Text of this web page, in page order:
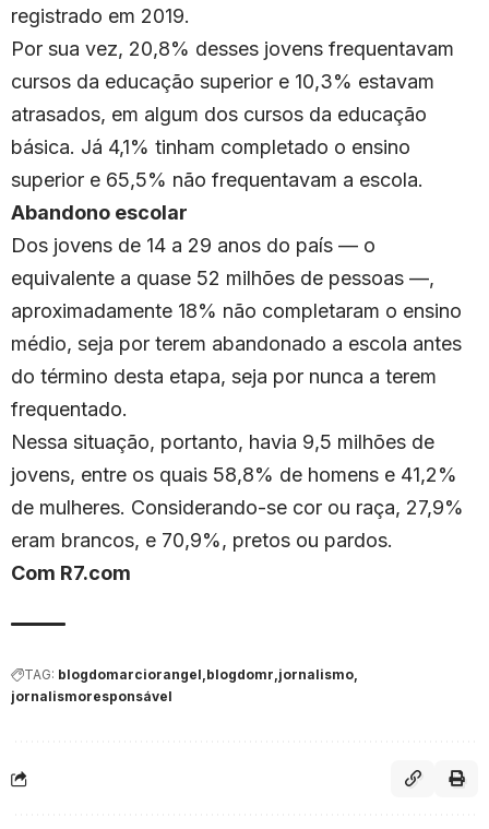
registrado em 2019.
Por sua vez, 20,8% desses jovens frequentavam
cursos da educação superior e 10,3% estavam
atrasados, em algum dos cursos da educação
básica. Já 4,1% tinham completado o ensino
superior e 65,5% não frequentavam a escola.
Abandono escolar
Dos jovens de 14 a 29 anos do país — o
equivalente a quase 52 milhões de pessoas —,
aproximadamente 18% não completaram o ensino
médio, seja por terem abandonado a escola antes
do término desta etapa, seja por nunca a terem
frequentado.
Nessa situação, portanto, havia 9,5 milhões de
jovens, entre os quais 58,8% de homens e 41,2%
de mulheres. Considerando-se cor ou raça, 27,9%
eram brancos, e 70,9%, pretos ou pardos.
Com R7.com
TAG: blogdomarciorangel blogdomr jornalismo
jornalismoresponsável